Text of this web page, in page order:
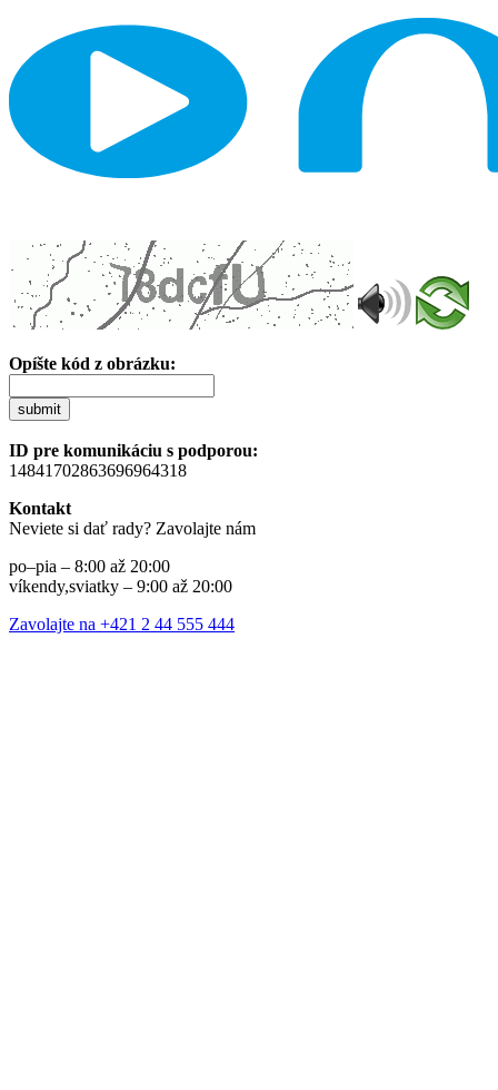
Opíšte kód z obrázku:
submit
ID pre komunikáciu s podporou:
14841702863696964318
Kontakt
Neviete si dať rady? Zavolajte nám
po–pia – 8:00 až 20:00
víkendy,sviatky – 9:00 až 20:00
Zavolajte na +421 2 44 555 444